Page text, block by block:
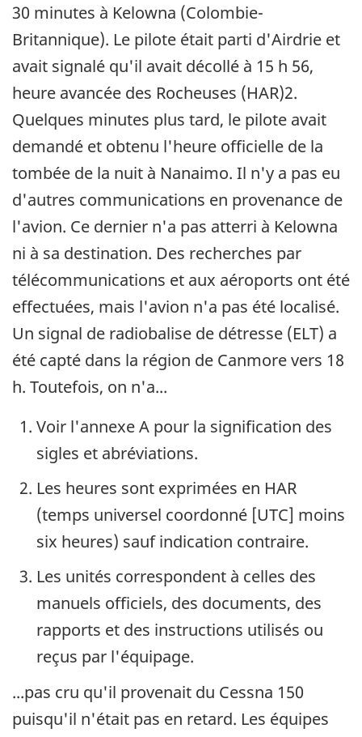
30 minutes à Kelowna (Colombie-
Britannique). Le pilote était parti d'Airdrie et
avait signalé qu'il avait décollé à 15 h 56,
heure avancée des Rocheuses (HAR)2.
Quelques minutes plus tard, le pilote avait
demandé et obtenu l'heure officielle de la
tombée de la nuit à Nanaimo. Il n'y a pas eu
d'autres communications en provenance de
l'avion. Ce dernier n'a pas atterri à Kelowna
ni à sa destination. Des recherches par
télécommunications et aux aéroports ont été
effectuées, mais l'avion n'a pas été localisé.
Un signal de radiobalise de détresse (ELT) a
été capté dans la région de Canmore vers 18
h. Toutefois, on n'a...
Voir l'annexe A pour la signification des
sigles et abréviations.
Les heures sont exprimées en HAR
(temps universel coordonné [UTC] moins
six heures) sauf indication contraire.
Les unités correspondent à celles des
manuels officiels, des documents, des
rapports et des instructions utilisés ou
reçus par l'équipage.
...pas cru qu'il provenait du Cessna 150
puisqu'il n'était pas en retard. Les équipes